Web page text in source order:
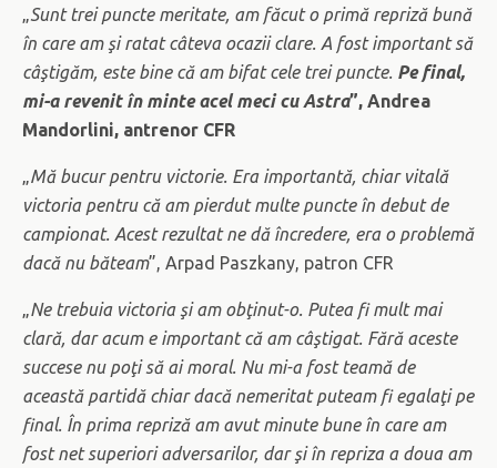
„Sunt trei puncte meritate, am făcut o primă repriză bună
în care am şi ratat câteva ocazii clare. A fost important să
câştigăm, este bine că am bifat cele trei puncte. Pe final,
mi-a revenit în minte acel meci cu Astra”, Andrea
Mandorlini, antrenor CFR
„Mă bucur pentru victorie. Era importantă, chiar vitală
victoria pentru că am pierdut multe puncte în debut de
campionat. Acest rezultat ne dă încredere, era o problemă
dacă nu băteam”, Arpad Paszkany, patron CFR
„Ne trebuia victoria şi am obţinut-o. Putea fi mult mai
clară, dar acum e important că am câştigat. Fără aceste
succese nu poţi să ai moral. Nu mi-a fost teamă de
această partidă chiar dacă nemeritat puteam fi egalaţi pe
final. În prima repriză am avut minute bune în care am
fost net superiori adversarilor, dar şi în repriza a doua am